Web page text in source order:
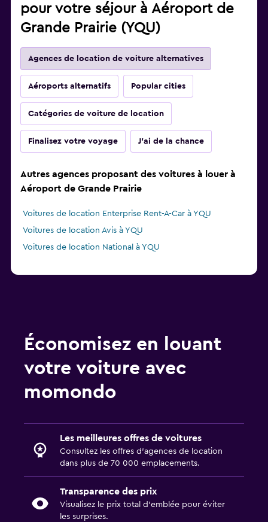
pour votre séjour à Aéroport de
Grande Prairie (YQU)
Agences de location de voiture alternatives
Aéroports alternatifs Popular cities
Catégories de voiture de location
Finalisez votre voyage J'ai de la chance
Autres agences proposant des voitures à louer à
Aéroport de Grande Prairie
Voitures de location Enterprise Rent-A-Car à YQU
Voitures de location Avis à YQU
Voitures de location National à YQU
Économisez en louant
votre voiture avec
momondo
Les meilleures offres de voitures
Consultez les offres d’agences de location
dans plus de 70 000 emplacements.
Transparence des prix
Visualisez le prix total d’emblée pour éviter
les surprises.